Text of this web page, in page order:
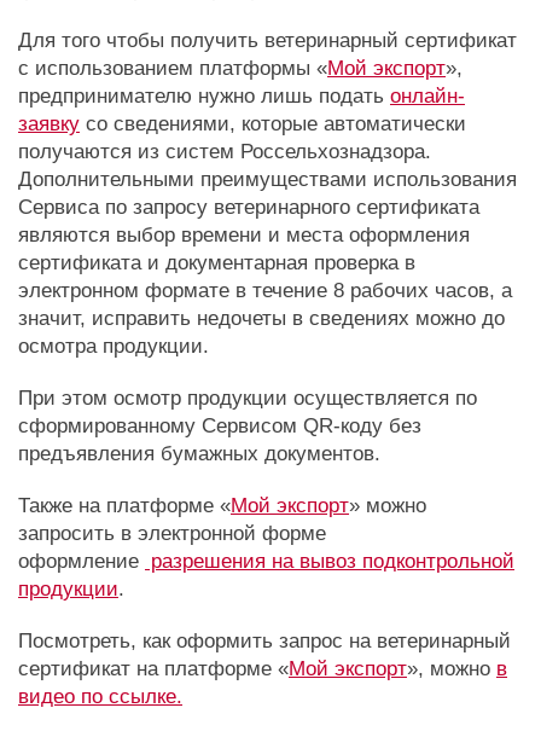
Для того чтобы получить ветеринарный сертификат
с использованием платформы «Мой экспорт»,
предпринимателю нужно лишь подать онлайн-
заявку со сведениями, которые автоматически
получаются из систем Россельхознадзора.
Дополнительными преимуществами использования
Сервиса по запросу ветеринарного сертификата
являются выбор времени и места оформления
сертификата и документарная проверка в
электронном формате в течение 8 рабочих часов, а
значит, исправить недочеты в сведениях можно до
осмотра продукции.
При этом осмотр продукции осуществляется по
сформированному Сервисом QR-коду без
предъявления бумажных документов.
Также на платформе «Мой экспорт» можно
запросить в электронной форме
оформление разрешения на вывоз подконтрольной
продукции.
Посмотреть, как оформить запрос на ветеринарный
сертификат на платформе «Мой экспорт», можно в
видео по ссылке.